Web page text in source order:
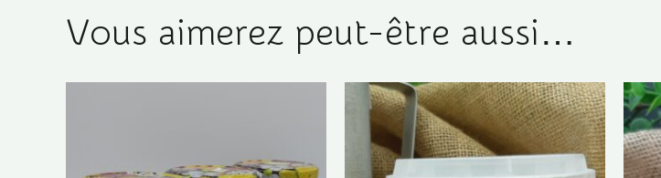
Vous aimerez peut-être aussi…